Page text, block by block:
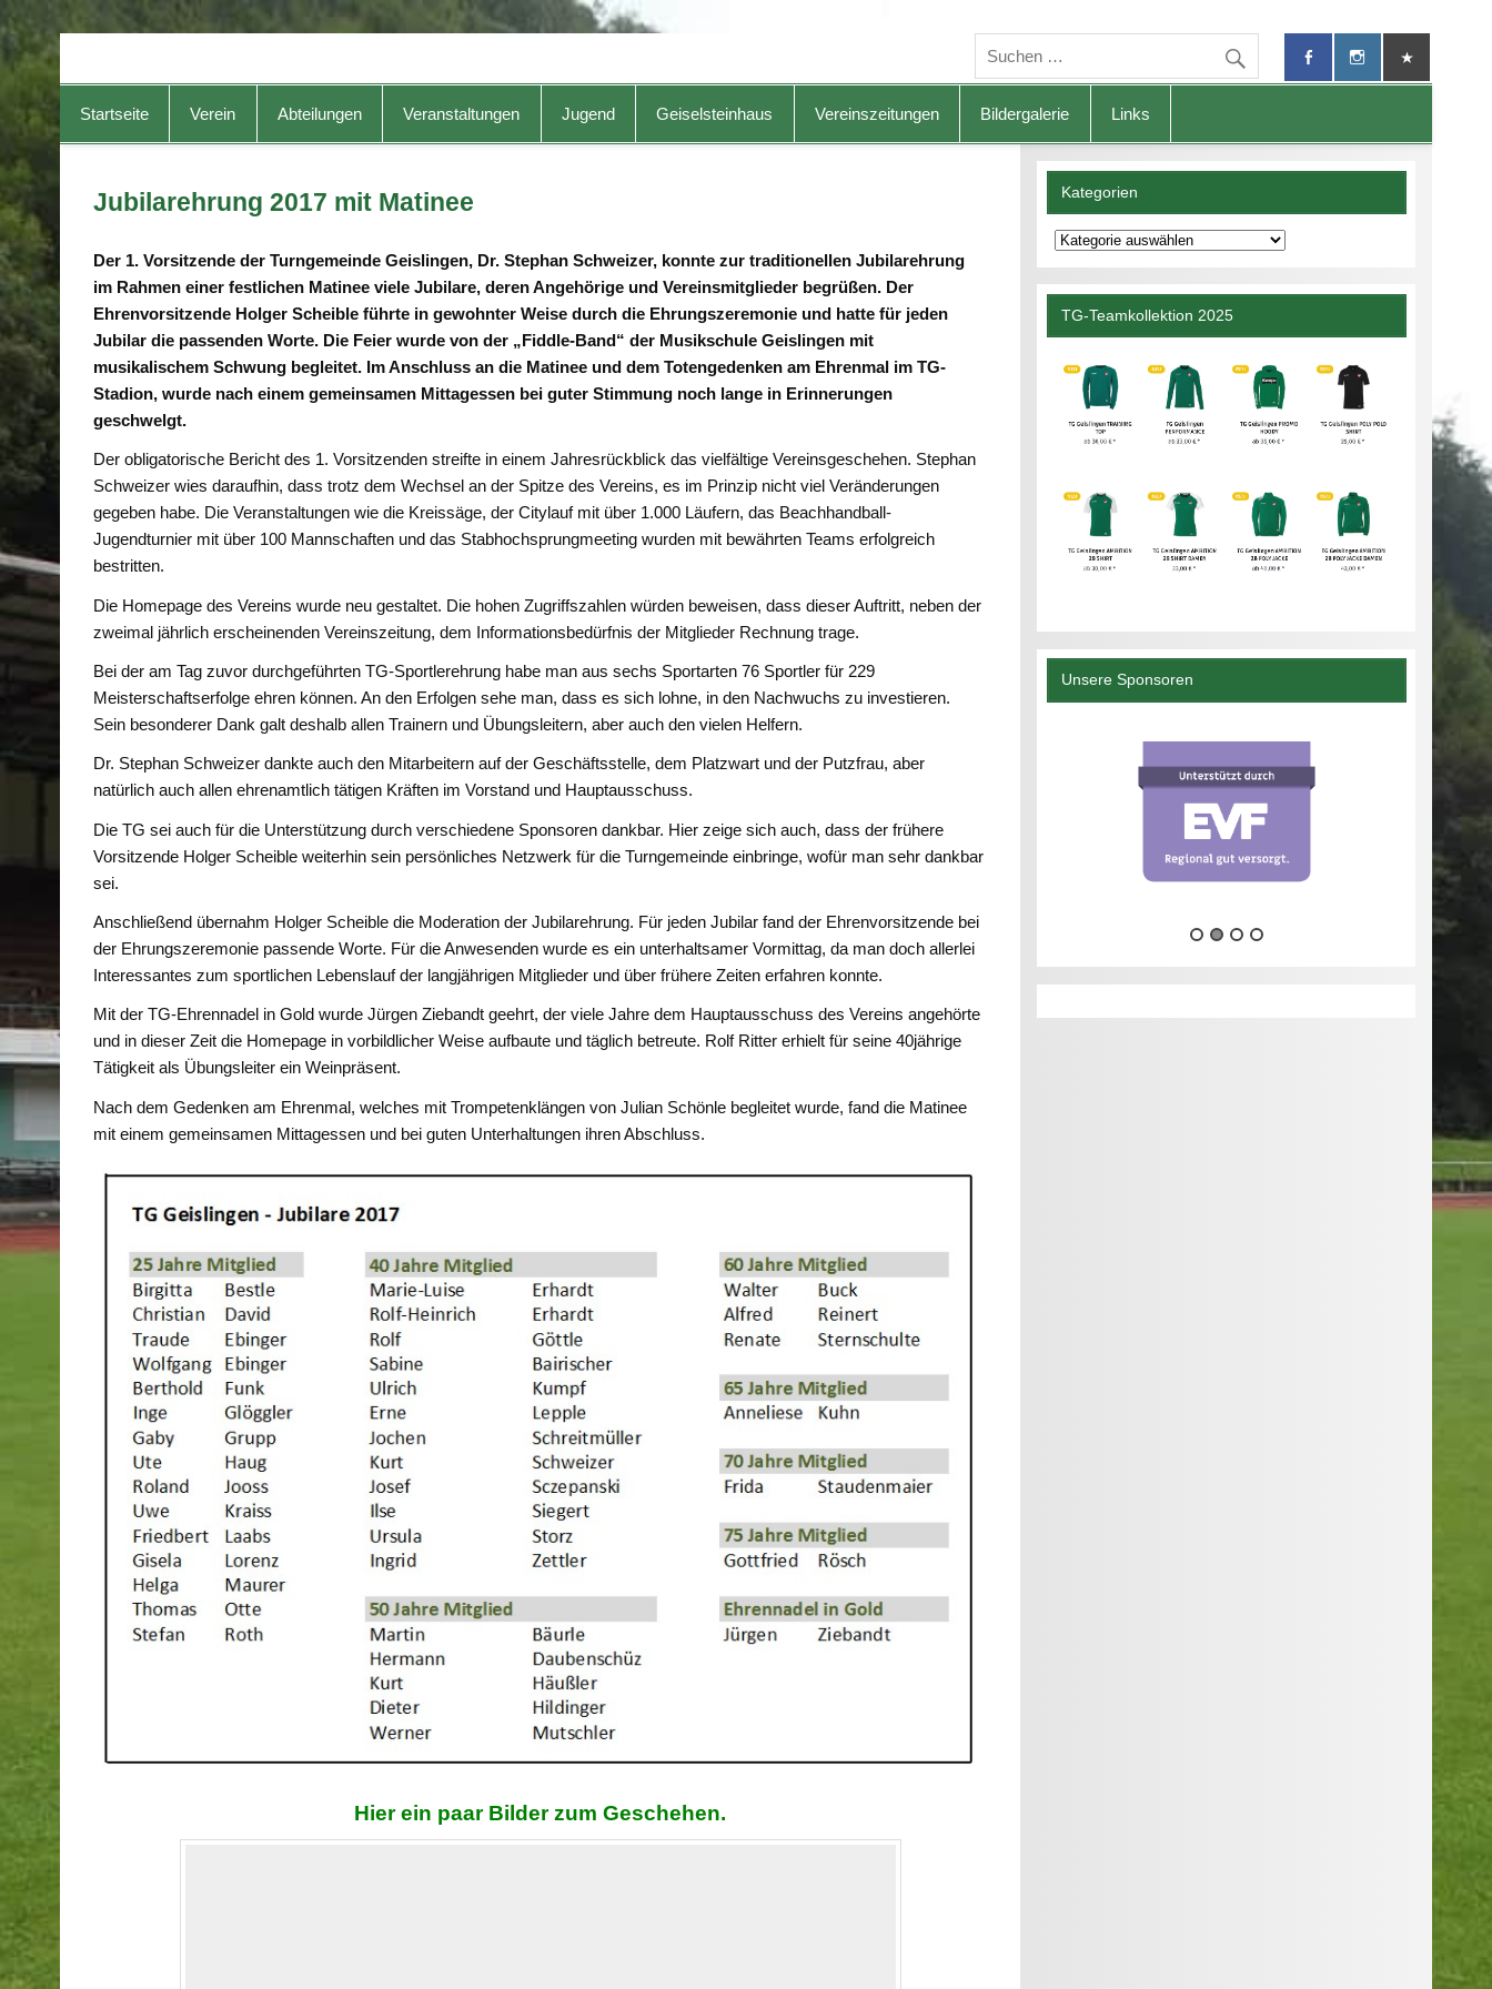
TG-Geislingen e. V.
Startseite Verein Abteilungen Veranstaltungen Jugend Geiselsteinhaus Vereinszeitungen Bildergalerie Links
Jubilarehrung 2017 mit Matinee
Der 1. Vorsitzende der Turngemeinde Geislingen, Dr. Stephan Schweizer, konnte zur traditionellen Jubilarehrung
im Rahmen einer festlichen Matinee viele Jubilare, deren Angehörige und Vereinsmitglieder begrüßen. Der
Ehrenvorsitzende Holger Scheible führte in gewohnter Weise durch die Ehrungszeremonie und hatte für jeden
Jubilar die passenden Worte. Die Feier wurde von der „Fiddle-Band“ der Musikschule Geislingen mit
musikalischem Schwung begleitet. Im Anschluss an die Matinee und dem Totengedenken am Ehrenmal im TG-
Stadion, wurde nach einem gemeinsamen Mittagessen bei guter Stimmung noch lange in Erinnerungen
geschwelgt.
Der obligatorische Bericht des 1. Vorsitzenden streifte in einem Jahresrückblick das vielfältige Vereinsgeschehen. Stephan
Schweizer wies daraufhin, dass trotz dem Wechsel an der Spitze des Vereins, es im Prinzip nicht viel Veränderungen
gegeben habe. Die Veranstaltungen wie die Kreissäge, der Citylauf mit über 1.000 Läufern, das Beachhandball-
Jugendturnier mit über 100 Mannschaften und das Stabhochsprungmeeting wurden mit bewährten Teams erfolgreich
bestritten.
Die Homepage des Vereins wurde neu gestaltet. Die hohen Zugriffszahlen würden beweisen, dass dieser Auftritt, neben der
zweimal jährlich erscheinenden Vereinszeitung, dem Informationsbedürfnis der Mitglieder Rechnung trage.
Bei der am Tag zuvor durchgeführten TG-Sportlerehrung habe man aus sechs Sportarten 76 Sportler für 229
Meisterschaftserfolge ehren können. An den Erfolgen sehe man, dass es sich lohne, in den Nachwuchs zu investieren.
Sein besonderer Dank galt deshalb allen Trainern und Übungsleitern, aber auch den vielen Helfern.
Dr. Stephan Schweizer dankte auch den Mitarbeitern auf der Geschäftsstelle, dem Platzwart und der Putzfrau, aber
natürlich auch allen ehrenamtlich tätigen Kräften im Vorstand und Hauptausschuss.
Die TG sei auch für die Unterstützung durch verschiedene Sponsoren dankbar. Hier zeige sich auch, dass der frühere
Vorsitzende Holger Scheible weiterhin sein persönliches Netzwerk für die Turngemeinde einbringe, wofür man sehr dankbar
sei.
Anschließend übernahm Holger Scheible die Moderation der Jubilarehrung. Für jeden Jubilar fand der Ehrenvorsitzende bei
der Ehrungszeremonie passende Worte. Für die Anwesenden wurde es ein unterhaltsamer Vormittag, da man doch allerlei
Interessantes zum sportlichen Lebenslauf der langjährigen Mitglieder und über frühere Zeiten erfahren konnte.
Mit der TG-Ehrennadel in Gold wurde Jürgen Ziebandt geehrt, der viele Jahre dem Hauptausschuss des Vereins angehörte
und in dieser Zeit die Homepage in vorbildlicher Weise aufbaute und täglich betreute. Rolf Ritter erhielt für seine 40jährige
Tätigkeit als Übungsleiter ein Weinpräsent.
Nach dem Gedenken am Ehrenmal, welches mit Trompetenklängen von Julian Schönle begleitet wurde, fand die Matinee
mit einem gemeinsamen Mittagessen und bei guten Unterhaltungen ihren Abschluss.
Hier ein paar Bilder zum Geschehen.
Kategorien
Kategorien
TG-Teamkollektion 2025
Unsere Sponsoren